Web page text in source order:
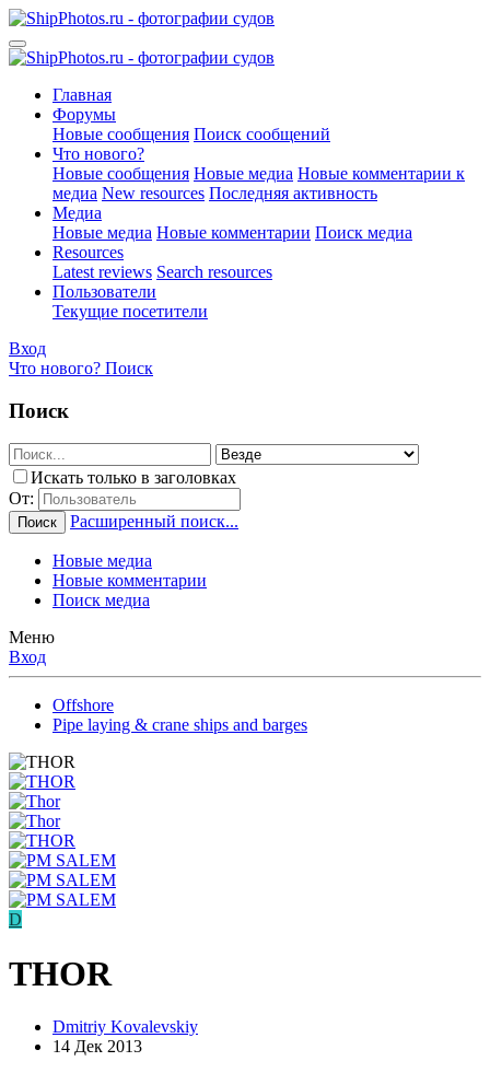
Главная
Форумы
Новые сообщения Поиск сообщений
Что нового?
Новые сообщения Новые медиа Новые комментарии к
медиа New resources Последняя активность
Медиа
Новые медиа Новые комментарии Поиск медиа
Resources
Latest reviews Search resources
Пользователи
Текущие посетители
Вход
Что нового? Поиск
Поиск
Искать только в заголовках
От:
Поиск Расширенный поиск...
Новые медиа
Новые комментарии
Поиск медиа
Меню
Вход
Offshore
Pipe laying & crane ships and barges
D
THOR
Dmitriy Kovalevskiy
14 Дек 2013